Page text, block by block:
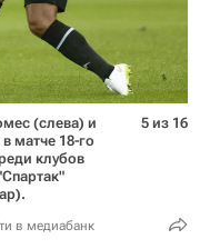
(слева) и
матче 18-го
клубов
в медиабанк
5 из 16